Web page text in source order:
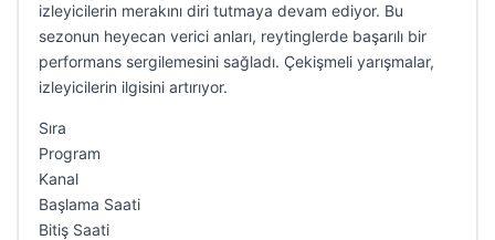
izleyicilerin merakını diri tutmaya devam ediyor. Bu
sezonun heyecan verici anları, reytinglerde başarılı bir
performans sergilemesini sağladı. Çekişmeli yarışmalar,
izleyicilerin ilgisini artırıyor.
Sıra
Program
Kanal
Başlama Saati
Bitiş Saati